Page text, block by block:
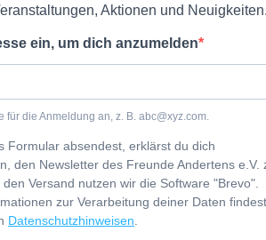
Aktionen und
ein, um dich anzumelden
für die Anmeldung an, z. B. abc@xyz.com.
Formular absendest, erklärst du dich
den Newsletter des Freunde Andertens e.V.
Versand nutzen wir die Software "Brevo".
zur Verarbeitung deiner Daten findest
Datenschutzhinweisen